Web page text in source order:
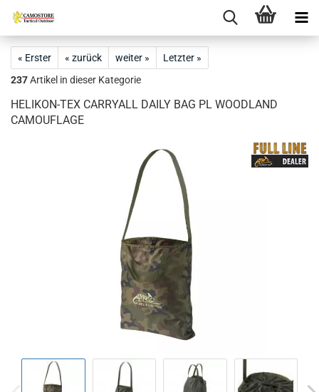
« Erster « zurück weiter »
Letzter »
237Artikel in dieser Kategorie
HELIKON-TEX CARRYALL DAILY BAG PL WOODLAND
CAMOUFLAGE